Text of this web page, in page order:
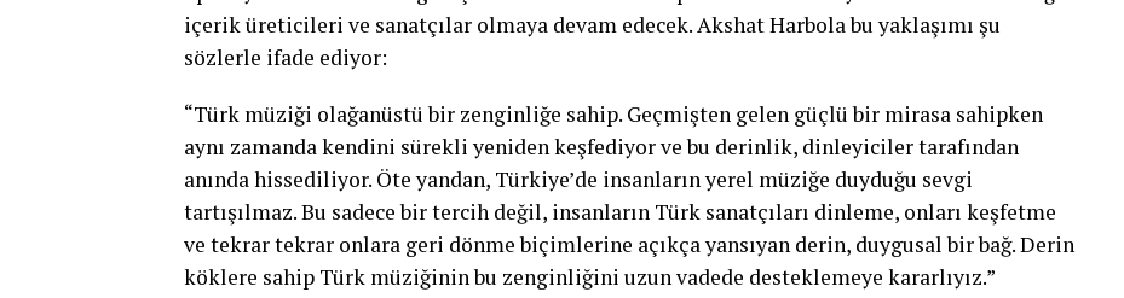
içerik üreticileri ve sanatçılar olmaya devam edecek. Akshat Harbola bu yaklaşımı şu
sözlerle ifade ediyor:
“Türk müziği olağanüstü bir zenginliğe sahip. Geçmişten gelen güçlü bir mirasa sahipken
aynı zamanda kendini sürekli yeniden keşfediyor ve bu derinlik, dinleyiciler tarafından
anında hissediliyor. Öte yandan, Türkiye’de insanların yerel müziğe duyduğu sevgi
tartışılmaz. Bu sadece bir tercih değil, insanların Türk sanatçıları dinleme, onları keşfetme
ve tekrar tekrar onlara geri dönme biçimlerine açıkça yansıyan derin, duygusal bir bağ. Derin
köklere sahip Türk müziğinin bu zenginliğini uzun vadede desteklemeye kararlıyız.”